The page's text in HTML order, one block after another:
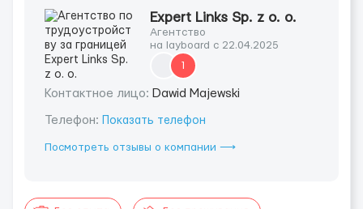
Expert Links Sp. z o. o.
Агентство
на layboard с 22.04.2025
1
Контактное лицо: Dawid Majewski
Телефон: Показать телефон
Посмотреть отзывы о компании ⟶